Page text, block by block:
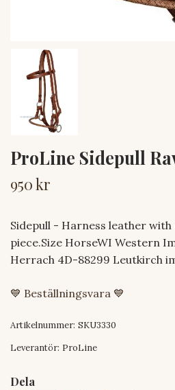
ProLine Sidepull
950 kr
Sidepull - Harness leather
piece.Size HorseWI Western
Herrach 4D-88299 Leutkirch
💙 Beställningsvara 💙
Artikelnummer: SKU3330
Leverantör: ProLine
Dela